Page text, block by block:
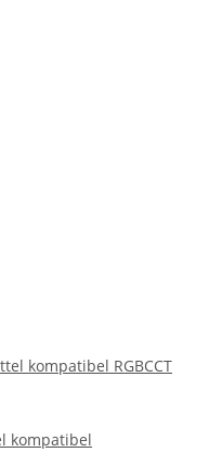
kompatibel RGBCCT